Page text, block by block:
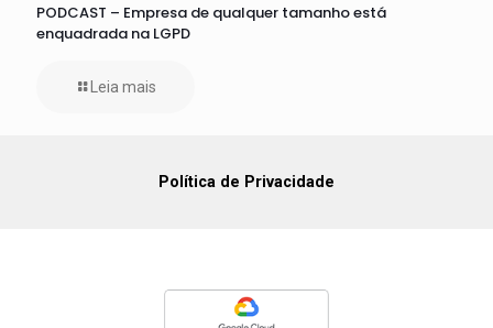
PODCAST – Empresa de qualquer tamanho está
enquadrada na LGPD
Leia mais
Política de Privacidade